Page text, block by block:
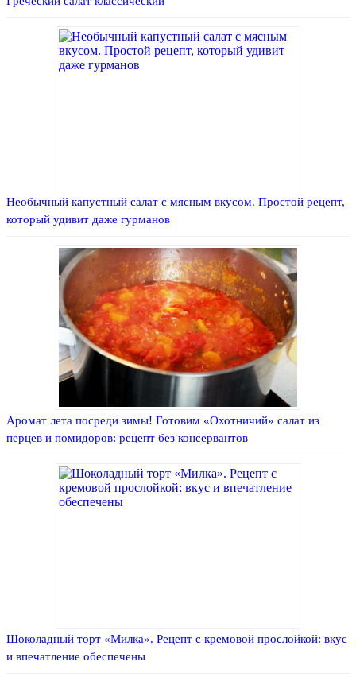
Необычный капустный салат с мясным вкусом. Простой рецепт,
который удивит даже гурманов
Аромат лета посреди зимы! Готовим «Охотничий» салат из
перцев и помидоров: рецепт без консервантов
Шоколадный торт «Милка». Рецепт с кремовой прослойкой: вкус
и впечатление обеспечены